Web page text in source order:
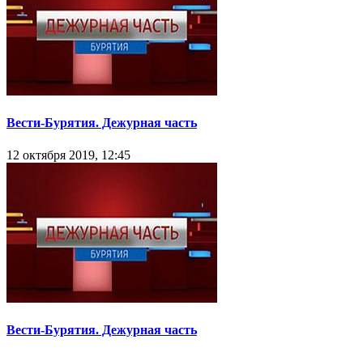
Вести-Бурятия. Дежурная часть
12 октября 2019, 12:45
Вести-Бурятия. Дежурная часть